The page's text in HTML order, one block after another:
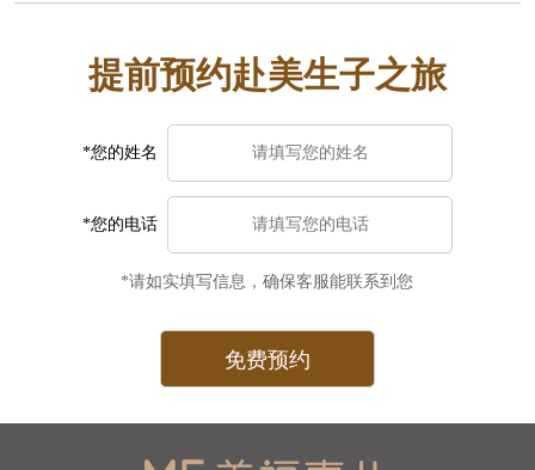
提前预约赴美生子之旅
*您的姓名
*您的电话
*请如实填写信息，确保客服能联系到您